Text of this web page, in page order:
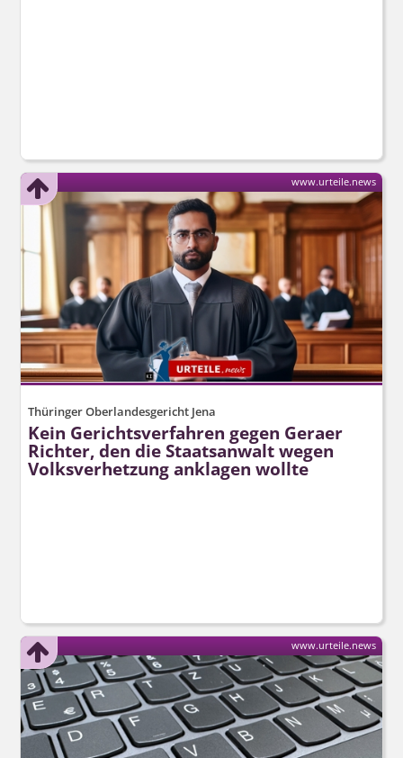
Thüringer Oberlandesgericht Jena
Kein Gerichtsverfahren gegen Geraer
Richter, den die Staatsanwalt wegen
Volksverhetzung anklagen wollte
www.urteile.news
www.urteile.news